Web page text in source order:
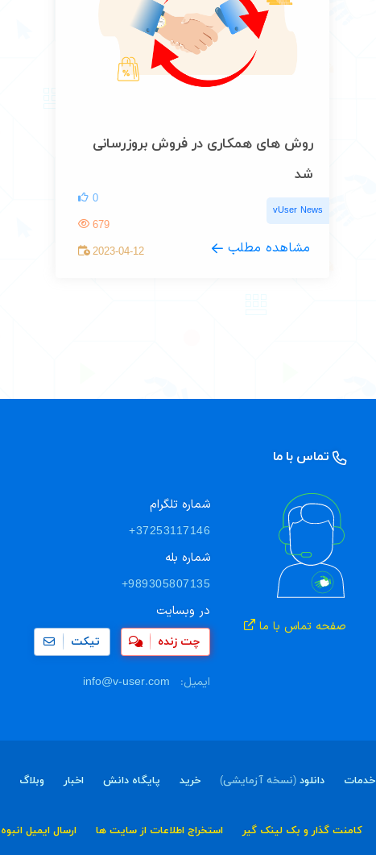
vUser News
روش های همکاری در فروش بروزرسانی
شد
مشاهده مطلب
0
679
2023-04-12
تماس با ما
صفحه تماس با ما
شماره تلگرام
+37253117146
شماره بله
+989305807135
در وبسایت
چت زنده تیکت
ایمیل: info@v-user.com
خدمات دانلود (نسخه آزمایشی) خرید پایگاه دانش اخبار وبلاگ
کامنت گذار و بک لینک گیر استخراج اطلاعات از سایت ها ارسال ایمیل انبوه